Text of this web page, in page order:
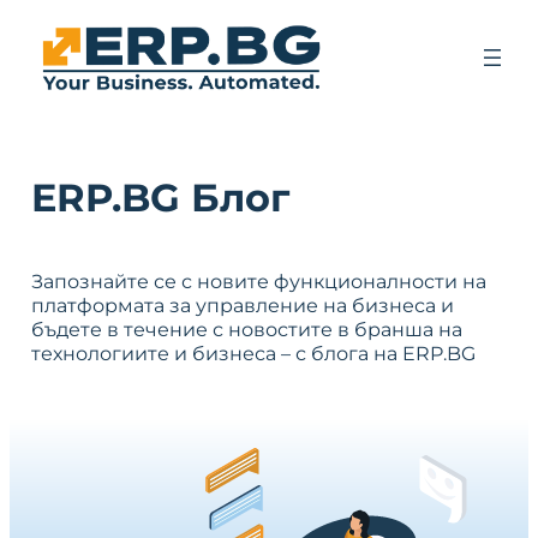
ERP.BG Блог
Запознайте се с новите функционалности на
платформата за управление на бизнеса и
бъдете в течение с новостите в бранша на
технологиите и бизнеса – с блога на ERP.BG